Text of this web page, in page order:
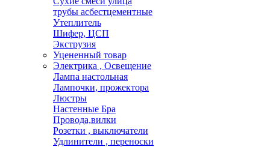
трубы асбестцементные
Утеплитель
Шифер, ЦСП
Экструзия
Уцененный товар
Электрика , Освещение
Лампа настольная
Лампочки, прожектора
Люстры
Настенные Бра
Провода,вилки
Розетки , выключатели
Удлинители , переноски